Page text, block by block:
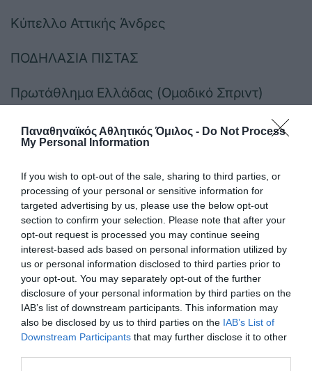
Παναθηναϊκός Αθλητικός Όμιλος - Do Not Process
My Personal Information
If you wish to opt-out of the sale, sharing to third parties, or
processing of your personal or sensitive information for
targeted advertising by us, please use the below opt-out
section to confirm your selection. Please note that after your
opt-out request is processed you may continue seeing
interest-based ads based on personal information utilized by
us or personal information disclosed to third parties prior to
your opt-out. You may separately opt-out of the further
disclosure of your personal information by third parties on the
IAB’s list of downstream participants. This information may
also be disclosed by us to third parties on the IAB’s List of
Downstream Participants that may further disclose it to other
Κύπελλο Αττικής Άνδρες
ΠΟΔΗΛΑΣΙΑ ΠΙΣΤΑΣ
Πρωτάθλημα Ελλάδας (Ομαδικό Σπριντ)
Πρωταθλήμα Ελλάδας (Μάντισον)
ΠΥΓΜΑΧΙΑ
Πρωτάθλημα Άνδρες Α Κατηγορία
Πρωτάθλημα Ελλάδας Άνδρες Πολυνίκης
ΣΚΟΠΟΒΟΛΗ
Πρωτάθλημα Ελλάδας Πυροβόλων Όπλων
(Βαθμολογία)